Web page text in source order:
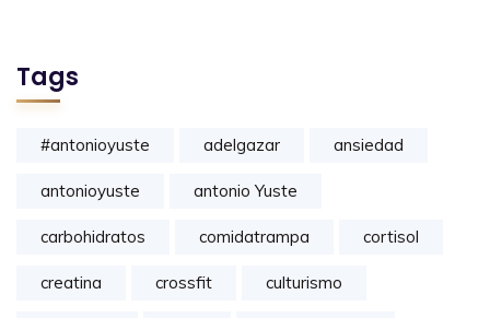
Tags
#antonioyuste adelgazar ansiedad
antonioyuste antonio Yuste
carbohidratos comidatrampa cortisol
creatina crossfit culturismo